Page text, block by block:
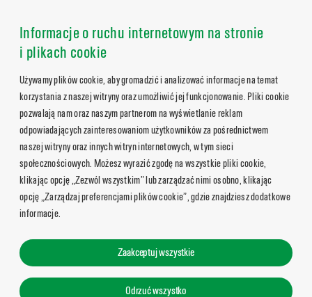
Informacje o ruchu internetowym na stronie
i plikach cookie
Używamy plików cookie, aby gromadzić i analizować informacje na temat
korzystania z naszej witryny oraz umożliwić jej funkcjonowanie. Pliki cookie
pozwalają nam oraz naszym partnerom na wyświetlanie reklam
odpowiadających zainteresowaniom użytkowników za pośrednictwem
naszej witryny oraz innych witryn internetowych, w tym sieci
społecznościowych. Możesz wyrazić zgodę na wszystkie pliki cookie,
klikając opcję „Zezwól wszystkim” lub zarządzać nimi osobno, klikając
opcję „Zarządzaj preferencjami plików cookie”, gdzie znajdziesz dodatkowe
informacje.
Zaakceptuj wszystkie
Odrzuć wszystko